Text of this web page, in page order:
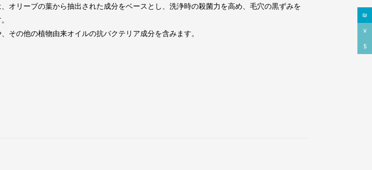
₪
¥
$
オリーブの葉から抽出された成分をベースとし、洗浄時の殺菌力を高め、毛穴の黒ずみを
その他の植物由来オイルの抗バクテリア成分を含みます。